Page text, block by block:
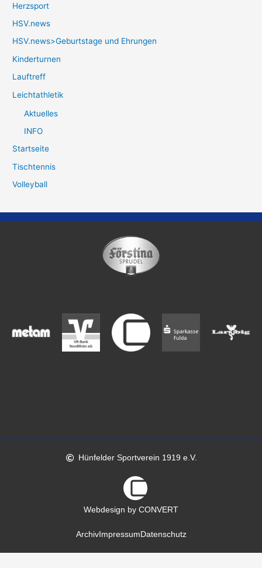
Herzsport
HSV.news
HSV.news>Geburtstage und Ehrungen
Kinderturnen
Lauftreff
Leichtathletik
Aktuelles
INFO
Startseite
Tischtennis
Volleyball
Hünfelder Sportverein 1919 e.V.
Webdesign by CONVERT
ArchivImpressum Datenschutz